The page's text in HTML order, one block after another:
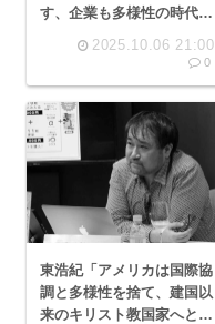
す、企業も多様性の時代に
か許せません」
2025.10.06 21:00
0
東浩紀「アメリカは国際協
調と多様性を捨て、建国以
来のキリスト教国家へと回